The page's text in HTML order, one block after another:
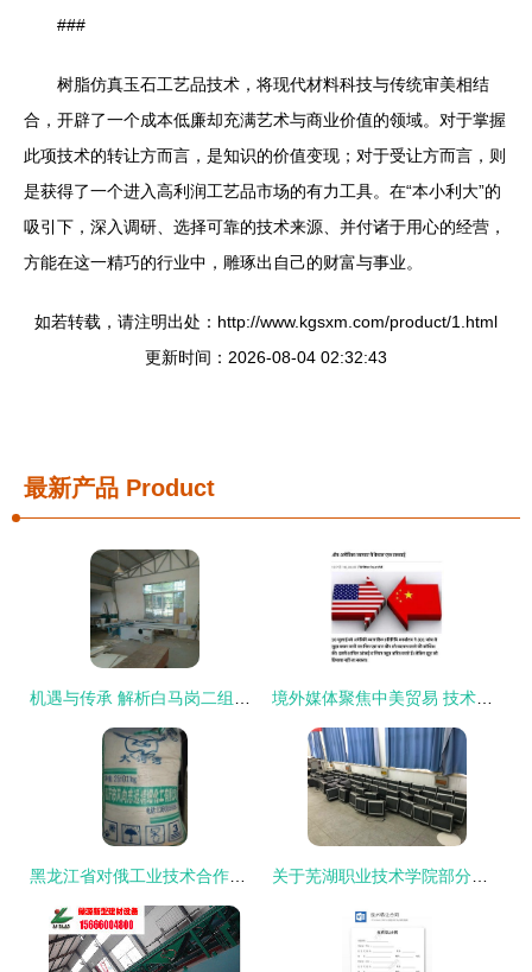
###
树脂仿真玉石工艺品技术，将现代材料科技与传统审美相结
合，开辟了一个成本低廉却充满艺术与商业价值的领域。对于掌握
此项技术的转让方而言，是知识的价值变现；对于受让方而言，则
是获得了一个进入高利润工艺品市场的有力工具。在“本小利大”的
吸引下，深入调研、选择可靠的技术来源、并付诸于用心的经营，
方能在这一精巧的行业中，雕琢出自己的财富与事业。
如若转载，请注明出处：http://www.kgsxm.com/product/1.html
更新时间：2026-08-04 02:32:43
最新产品 Product